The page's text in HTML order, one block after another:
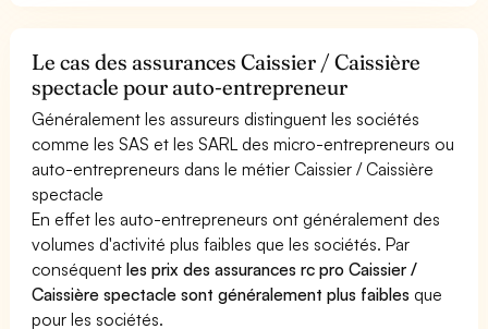
Le cas des assurances Caissier / Caissière
spectacle pour auto-entrepreneur
Généralement les assureurs distinguent les sociétés
comme les SAS et les SARL des micro-entrepreneurs ou
auto-entrepreneurs dans le métier Caissier / Caissière
spectacle
En effet les auto-entrepreneurs ont généralement des
volumes d'activité plus faibles que les sociétés. Par
conséquentles prix des assurances rc pro Caissier /
Caissière spectacle sont généralement plus faibles que
pour les sociétés.